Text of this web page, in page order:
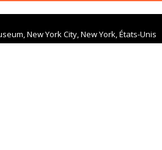
New York City, New York, États-Unis